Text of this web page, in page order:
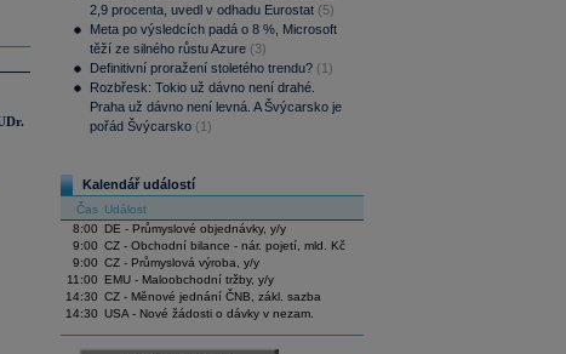
2,9 procenta, uvedl v odhadu Eurostat (5)
Meta po výsledcích padá o 8 %, Microsoft
těží ze silného růstu Azure (3)
Definitivní proražení stoletého trendu? (1)
Rozbřesk: Tokio už dávno není drahé.
Praha už dávno není levná. A Švýcarsko je
pořád Švýcarsko (1)
Kalendář událostí
Čas Událost
8:00
DE - Průmyslové objednávky, y/y
9:00 CZ - Obchodní bilance - nár. pojetí, mld. Kč
9:00 CZ - Průmyslová výroba, y/y
11:00
EMU - Maloobchodní tržby, y/y
14:30 CZ - Měnové jednání ČNB, zákl. sazba
14:30 USA - Nové žádosti o dávky v nezam.